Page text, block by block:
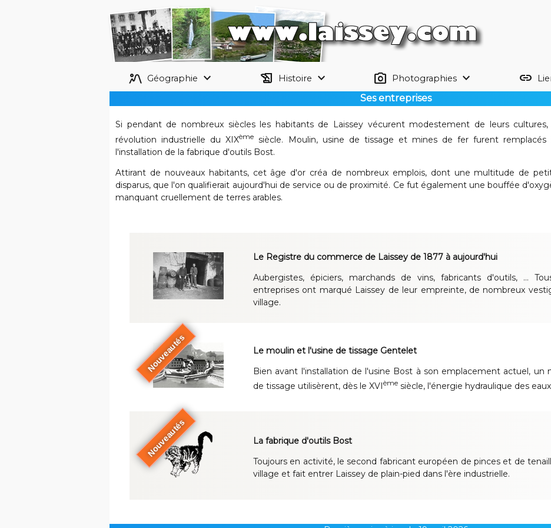
landscape_2 Géographie keyboard_arrow_down history_edu Histoire keyboard_arrow_down photo_camera Photographies keyboard_arrow_down link
Ses entreprises
Si pendant de nombreux siècles les habitants de Laissey vécurent modestement de leurs
révolution industrielle du XIXème siècle. Moulin, usine de tissage et mines de fer furent remplacés
l'installation de la fabrique d'outils Bost.
Attirant de nouveaux habitants, cet âge d'or créa de nombreux emplois, dont une multitude de
disparus, que l'on qualifierait aujourd'hui de service ou de proximité. Ce fut également une bouffée
manquant cruellement de terres arables.
Le Registre du commerce de Laissey de 1877 à aujourd'hui
Aubergistes, épiciers, marchands de vins, fabricants d'outils, ...
entreprises ont marqué Laissey de leur empreinte, de nombreux
village.
Nouveautés
Le moulin et l'usine de tissage Gentelet
Bien avant l'installation de l'usine Bost à son emplacement actuel, un
de tissage utilisèrent, dès le XVI ème siècle, l'énergie hydraulique des
Nouveautés
La fabrique d'outils Bost
Toujours en activité, le second fabricant européen de pinces et de
village et fait entrer Laissey de plain-pied dans l'ère industrielle.